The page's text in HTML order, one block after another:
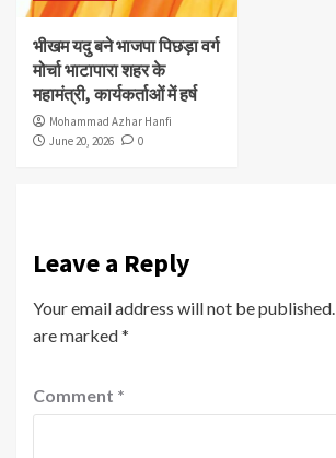
भीखम यदु बने भाजपा पिछड़ा वर्ग
मोर्चा भाटापारा शहर के
महामंत्री, कार्यकर्ताओं में हर्ष
Mohammad Azhar Hanfi
June 20, 2026
0
Leave a Reply
Your email address will not be published.
are marked*
Comment *